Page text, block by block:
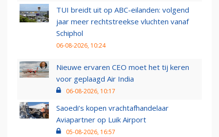
TUI breidt uit op ABC-eilanden: volgend
jaar meer rechtstreekse vluchten vanaf
Schiphol
06-08-2026, 10:24
Nieuwe ervaren CEO moet het tij keren
voor geplaagd Air India
06-08-2026, 10:17
Saoedi’s kopen vrachtafhandelaar
Aviapartner op Luik Airport
05-08-2026, 16:57